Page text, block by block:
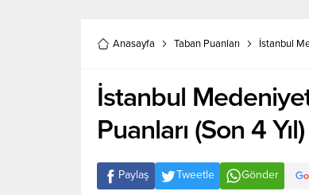
Anasayfa Taban Puanları İstanbul
İstanbul
Puanları (Son 4
Paylaş Tweetle Gönder